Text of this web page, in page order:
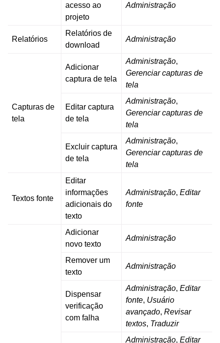
acesso ao
projeto
Administração
Relatórios
Relatórios de
download
Administração
Capturas de
tela
Adicionar
captura de tela
Administração,
Gerenciar capturas de
tela
Editar captura
de tela
Administração,
Gerenciar capturas de
tela
Excluir captura
de tela
Administração,
Gerenciar capturas de
tela
Textos fonte
Editar
informações
adicionais do
texto
Administração, Editar
fonte
Adicionar
novo texto
Administração
Remover um
texto
Administração
Dispensar
verificação
com falha
Administração, Editar
fonte, Usuário
avançado, Revisar
textos, Traduzir
Administração, Editar